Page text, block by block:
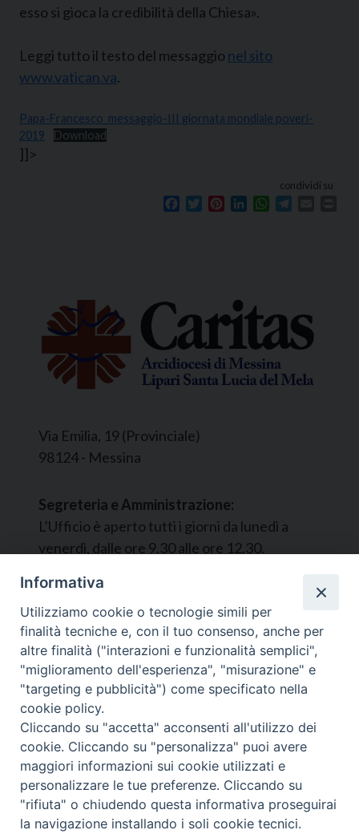
esso si gioca la credibilità della Chiesa».
Leggi tutto il testo del messaggio nel sito
www.vatican.va.
Papa-Francesco_messaggio-III giornata mondiale poveri-
2019
Download
]]>
condividi su
Facebook
TwitterPinterestLinkedInWhatsApp
Via Emilia, 19 (Provinciale)
98124 - Messina
Segreteria e Amministrazione:
L’Ufficio è aperto tutti i giorni da lunedì a
venerdì, dalle ore 9.30 alle ore 12.30.
mail:ufficiocaritas@diocesimessina.it
Seguici su
© 2022 - 2025 Caritas Arcidiocesi di Messina Lipari
Santa Lucia del Mela - All Rights Reserved | Privacy
Policy
Informativa
Utilizziamo cookie o tecnologie simili per
finalità tecniche e, con il tuo consenso, anche per
altre finalità ("interazioni e funzionalità semplici",
"miglioramento dell'esperienza", "misurazione" e
"targeting e pubblicità") come specificato nella
cookie policy.
Cliccando su "accetta" acconsenti all'utilizzo dei
cookie. Cliccando su "personalizza" puoi avere
maggiori informazioni sui cookie utilizzati e
personalizzare le tue preferenze. Cliccando su
"rifiuta" o chiudendo questa informativa proseguirai
la navigazione installando i soli cookie tecnici.